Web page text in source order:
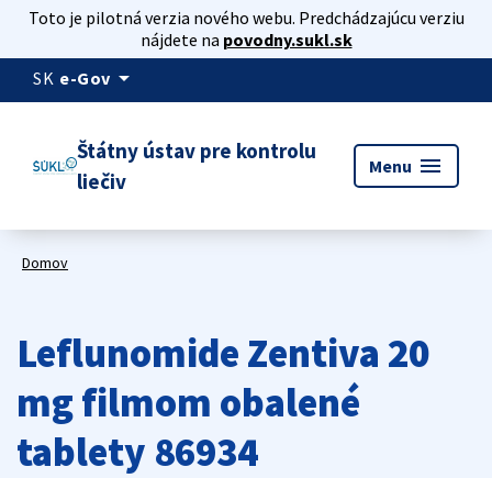
Toto je pilotná verzia nového webu. Predchádzajúcu verziu
nájdete na povodny.sukl.sk
SK e-Gov arrow_drop_down
Štátny ústav pre kontrolu
liečiv
Menu menu
Domov
Leflunomide Zentiva 20
mg filmom obalené
tablety 86934